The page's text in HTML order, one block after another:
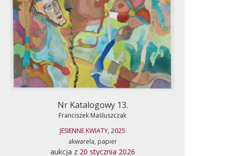
Nr Katalogowy 13.
Franciszek Maśluszczak
JESIENNE KWIATY, 2025
akwarela, papier
aukcja z 20 stycznia 2026